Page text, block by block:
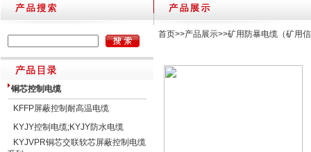
铜芯控制电缆
KFFP屏蔽控制耐高温电缆
KYJY控制电缆;KYJY防水电缆
KYJVPR铜芯交联软芯屏蔽控制电缆
首页>>产品展示>>矿用防暴电缆（矿用